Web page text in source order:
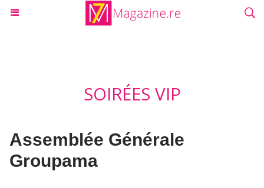
SOIRÉES VIP
Assemblée Générale
Groupama